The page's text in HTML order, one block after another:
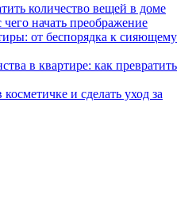
количество вещей в доме
начать преображение
от беспорядка к сияющему
в квартире: как превратить
и сделать уход за